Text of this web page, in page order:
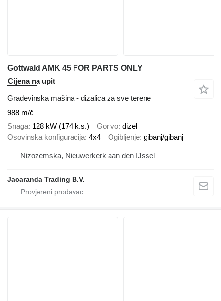
Gottwald AMK 45 FOR PARTS ONLY
Cijena na upit
Građevinska mašina - dizalica za sve terene
988 m/č
Snaga 128 kW (174 k.s.) Gorivo dizel
Osovinska konfiguracija 4x4 Ogibljenje gibanj/gibanj
Nizozemska, Nieuwerkerk aan den IJssel
Jacaranda Trading B.V.